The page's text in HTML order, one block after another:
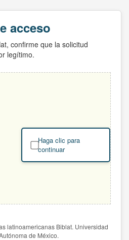
acceso
confirme que la solicitud
legítimo.
Haga clic para
continuar
latinoamericanas Biblat. Universidad
de México.